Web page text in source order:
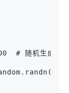
# 随机生成0-